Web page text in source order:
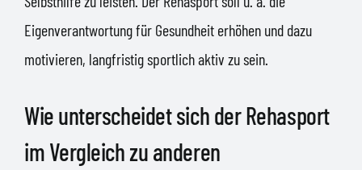
Eigenverantwortung für Gesundheit erhöhen und dazu
motivieren, langfristig sportlich aktiv zu sein.
Wie unterscheidet sich der Rehasport
im Vergleich zu anderen